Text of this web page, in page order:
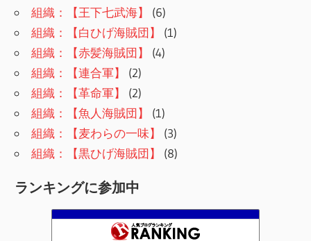
組織：【王下七武海】
(6)
組織：【白ひげ海賊団】
(1)
組織：【赤髪海賊団】
(4)
組織：【連合軍】
(2)
組織：【革命軍】
(2)
組織：【魚人海賊団】
(1)
組織：【麦わらの一味】
(3)
組織：【黒ひげ海賊団】
(8)
ランキングに参加中